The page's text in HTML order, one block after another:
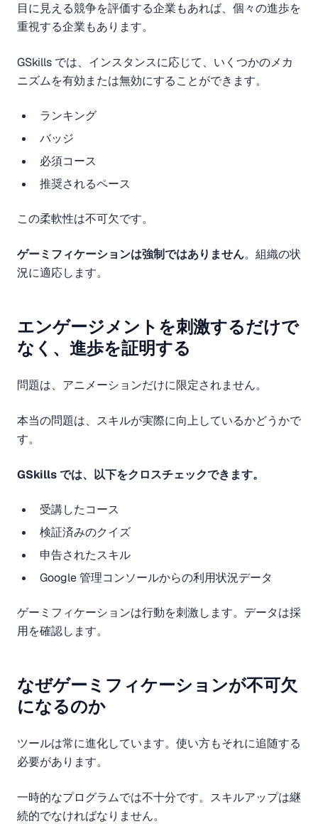
目に見える競争を評価する企業もあれば、個々の進歩を
重視する企業もあります。
GSkills では、インスタンスに応じて、いくつかのメカ
ニズムを有効または無効にすることができます。
ランキング
バッジ
必須コース
推奨されるペース
この柔軟性は不可欠です。
ゲーミフィケーションは強制ではありません。組織の状
況に適応します。
エンゲージメントを刺激するだけで
なく、進歩を証明する
問題は、アニメーションだけに限定されません。
本当の問題は、スキルが実際に向上しているかどうかで
す。
GSkills では、以下をクロスチェックできます。
受講したコース
検証済みのクイズ
申告されたスキル
Google 管理コンソールからの利用状況データ
ゲーミフィケーションは行動を刺激します。データは採
用を確認します。
なぜゲーミフィケーションが不可欠
になるのか
ツールは常に進化しています。使い方もそれに追随する
必要があります。
一時的なプログラムでは不十分です。スキルアップは継
続的でなければなりません。